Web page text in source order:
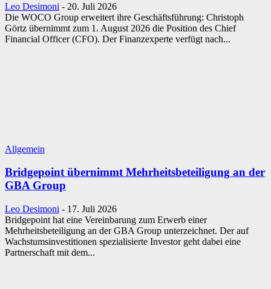
Leo Desimoni - 20. Juli 2026
Die WOCO Group erweitert ihre Geschäftsführung: Christoph
Görtz übernimmt zum 1. August 2026 die Position des Chief
Financial Officer (CFO). Der Finanzexperte verfügt nach...
Allgemein
Bridgepoint übernimmt Mehrheitsbeteiligung an der
GBA Group
Leo Desimoni - 17. Juli 2026
Bridgepoint hat eine Vereinbarung zum Erwerb einer
Mehrheitsbeteiligung an der GBA Group unterzeichnet. Der auf
Wachstumsinvestitionen spezialisierte Investor geht dabei eine
Partnerschaft mit dem...